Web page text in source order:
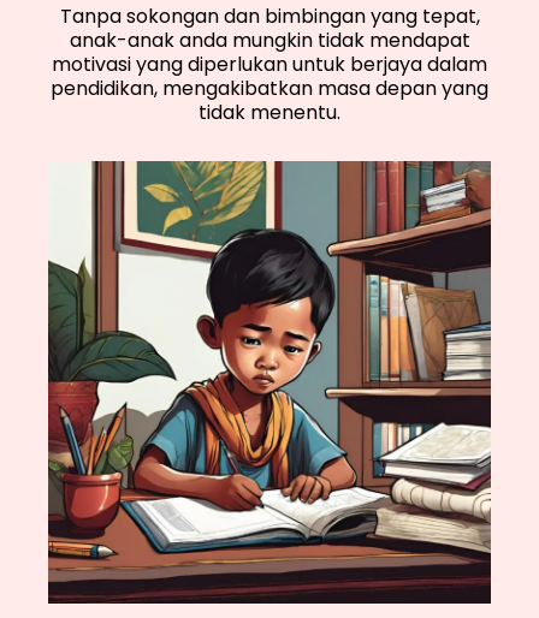
Tanpa sokongan dan bimbingan yang tepat,
anak-anak anda mungkin tidak mendapat
motivasi yang diperlukan untuk berjaya dalam
pendidikan, mengakibatkan masa depan yang
tidak menentu.